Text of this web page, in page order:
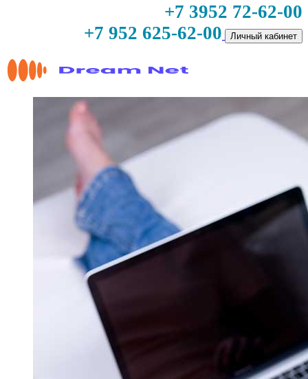
+7 3952 72-62-00
+7 952 625-62-00
Личный кабинет